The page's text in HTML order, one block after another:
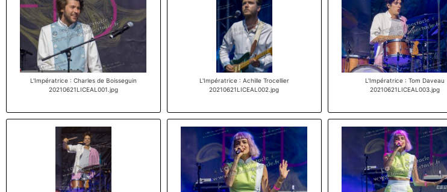
L'Impératrice : Charles de Boisseguin
20210621LICEAL001.jpg
L'Impératrice : Achille Trocellier
20210621LICEAL002.jpg
L'Impératrice : Tom Daveau
20210621LICEAL003.jpg